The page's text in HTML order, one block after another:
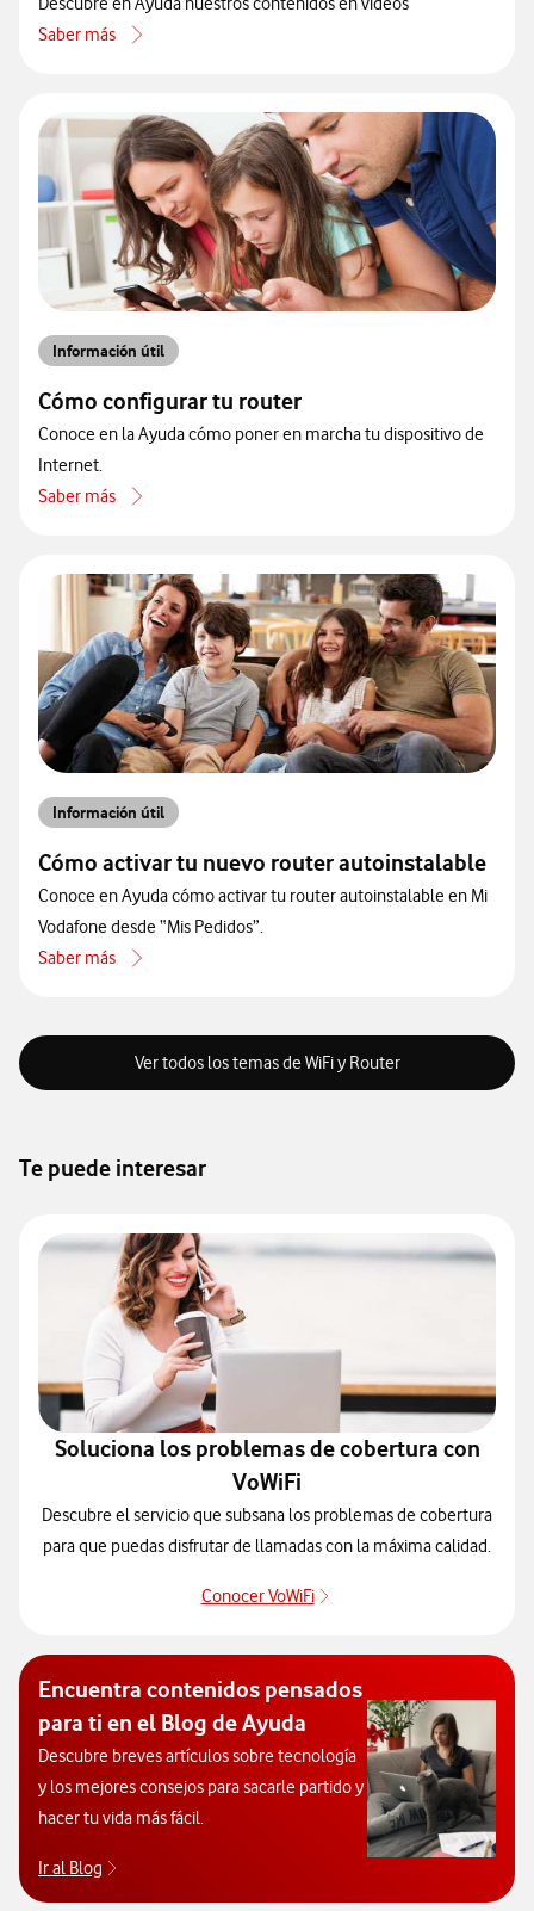
Saber más
acerca de Conoce la sección de vídeos explicativos y tutoriales de
Información útil
Cómo configurar tu router
Conoce en la Ayuda cómo poner en marcha tu dispositivo de
Internet.
Saber más
acerca de Cómo configurar tu router
Información útil
Cómo activar tu nuevo router autoinstalable
Conoce en Ayuda cómo activar tu router autoinstalable en Mi
Vodafone desde “Mis Pedidos”.
Saber más
acerca de Cómo activar tu nuevo router autoinstalable
Ver todos los temas de WiFi y Router
Te puede interesar
Soluciona los problemas de cobertura con
VoWiFi
Descubre el servicio que subsana los problemas de cobertura
para que puedas disfrutar de llamadas con la máxima calidad.
Conocer VoWiFi
Encuentra contenidos pensados
para ti en el Blog de Ayuda
Descubre breves artículos sobre tecnología
y los mejores consejos para sacarle partido y
hacer tu vida más fácil.
Ir al Blog